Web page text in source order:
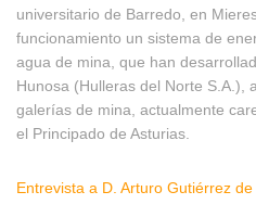
universitario de Barredo, en
funcionamiento un sistema de
agua de mina, que han
Hunosa (Hulleras del Norte S.A.),
galerías de mina, actualmente
el Principado de Asturias.
Entrevista a D. Arturo Gutiérrez de